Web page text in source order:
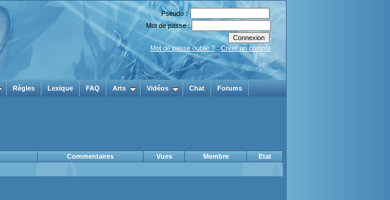
Pseudo :
Mot de passe :
Mot de passe oublié ? - Créer un compte
Règles Lexique FAQ Arts Vidéos Chat Forums
Commentaires Vues Membre
Etat